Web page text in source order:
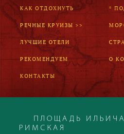
КАК ОТДОХНУТЬ *
РЕЧНЫЕ КРУИЗЫ >>
ЛУЧШИЕ ОТЕЛИ
РЕКОМЕНДУЕМ О
КОНТАКТЫ
ПЛОЩАДЬ
РИМСКАЯ